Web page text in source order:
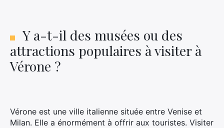
Y a-t-il des musées ou des
attractions populaires à visiter à
Vérone ?
Vérone est une ville italienne située entre Venise et
Milan. Elle a énormément à offrir aux touristes. Visiter